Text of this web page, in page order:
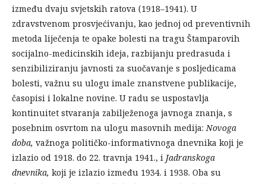
između dvaju svjetskih ratova (1918–1941). U
zdravstvenom prosvjećivanju, kao jednoj od preventivnih
metoda liječenja te opake bolesti na tragu Štamparovih
socijalno-medicinskih ideja, razbijanju predrasuda i
senzibiliziranju javnosti za suočavanje s posljedicama
bolesti, važnu su ulogu imale znanstvene publikacije,
časopisi i lokalne novine. U radu se uspostavlja
kontinuitet stvaranja zabilježenoga javnoga znanja, s
posebnim osvrtom na ulogu masovnih medija:Novoga
doba, važnoga političko-informativnoga dnevnika koji je
izlazio od 1918. do 22. travnja 1941., i Jadranskoga
dnevnika, koji je izlazio između 1934. i 1938. Oba su